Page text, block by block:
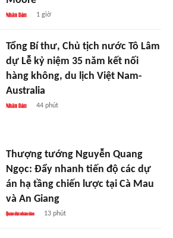
1 giờ
Tổng Bí thư, Chủ tịch nước Tô Lâm
dự Lễ kỷ niệm 35 năm kết nối
hàng không, du lịch Việt Nam-
Australia
44 phút
Thượng tướng Nguyễn Quang
Ngọc: Đẩy nhanh tiến độ các dự
án hạ tầng chiến lược tại Cà Mau
và An Giang
13 phút